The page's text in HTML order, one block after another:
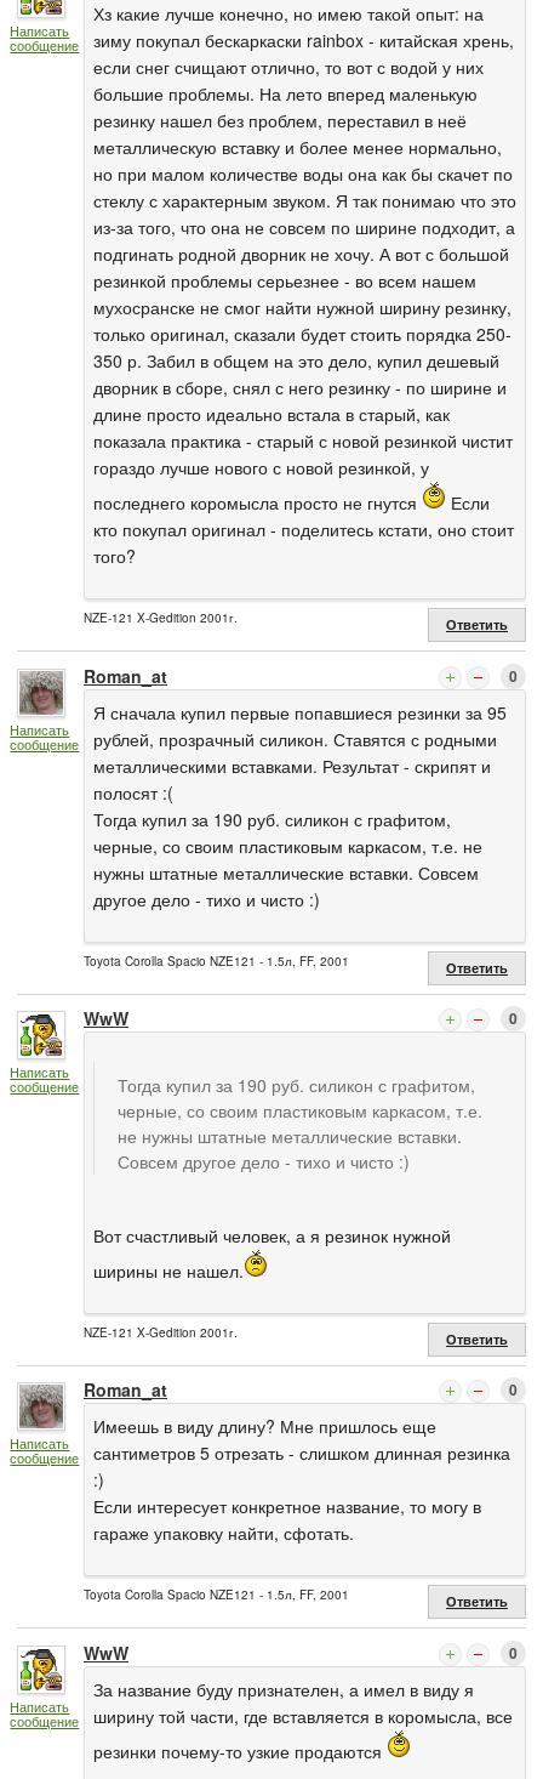
Написать
сообщение
Хз какие лучше конечно, но имею такой опыт: на
зиму покупал бескаркаски rainbox - китайская хрень,
если снег счищают отлично, то вот с водой у них
большие проблемы. На лето вперед маленькую
резинку нашел без проблем, переставил в неё
металлическую вставку и более менее нормально,
но при малом количестве воды она как бы скачет по
стеклу с характерным звуком. Я так понимаю что это
из-за того, что она не совсем по ширине подходит, а
подгинать родной дворник не хочу. А вот с большой
резинкой проблемы серьезнее - во всем нашем
мухосранске не смог найти нужной ширину резинку,
только оригинал, сказали будет стоить порядка 250-
350 р. Забил в общем на это дело, купил дешевый
дворник в сборе, снял с него резинку - по ширине и
длине просто идеально встала в старый, как
показала практика - старый с новой резинкой чистит
гораздо лучше нового с новой резинкой, у
последнего коромысла просто не гнутся
Если
кто покупал оригинал - поделитесь кстати, оно стоит
того?
NZE-121 X-Gedition 2001г. Ответить
Написать
сообщение
Roman_at 0
Я сначала купил первые попавшиеся резинки за 95
рублей, прозрачный силикон. Ставятся с родными
металлическими вставками. Результат - скрипят и
полосят :(
Тогда купил за 190 руб. силикон с графитом,
черные, со своим пластиковым каркасом, т.е. не
нужны штатные металлические вставки. Совсем
другое дело - тихо и чисто :)
Toyota Corolla Spacio NZE121 - 1.5л, FF, 2001 Ответить
Написать
сообщение
WwW 0
Тогда купил за 190 руб. силикон с графитом,
черные, со своим пластиковым каркасом, т.е.
не нужны штатные металлические вставки.
Совсем другое дело - тихо и чисто :)
Вот счастливый человек, а я резинок нужной
ширины не нашел.
NZE-121 X-Gedition 2001г. Ответить
Написать
сообщение
Roman_at 0
Имеешь в виду длину? Мне пришлось еще
сантиметров 5 отрезать - слишком длинная резинка
:)
Если интересует конкретное название, то могу в
гараже упаковку найти, сфотать.
Toyota Corolla Spacio NZE121 - 1.5л, FF, 2001 Ответить
Написать
сообщение
WwW 0
За название буду признателен, а имел в виду я
ширину той части, где вставляется в коромысла, все
резинки почему-то узкие продаются